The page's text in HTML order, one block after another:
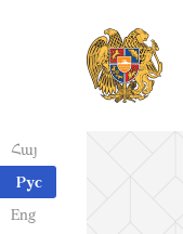
Հայ
Рус
Eng